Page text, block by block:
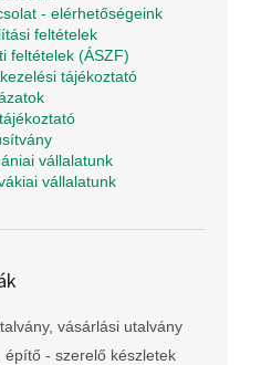
- elérhetőségeink
feltételek
feltételek (ÁSZF)
tájékoztató
vállalatunk
vállalatunk
vásárlási utalvány
építő - szerelő készletek